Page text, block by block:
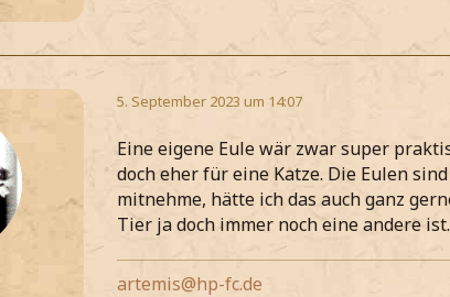
5. September 2023 um 14:07
Eine eigene Eule wär zwar super
doch eher für eine Katze. Die Eulen
mitnehme, hätte ich das auch ganz
Tier ja doch immer noch eine andere ist.
artemis@hp-fc.de